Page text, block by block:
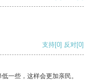
支持[0] 反对[0]
一些，这样会更加亲民。